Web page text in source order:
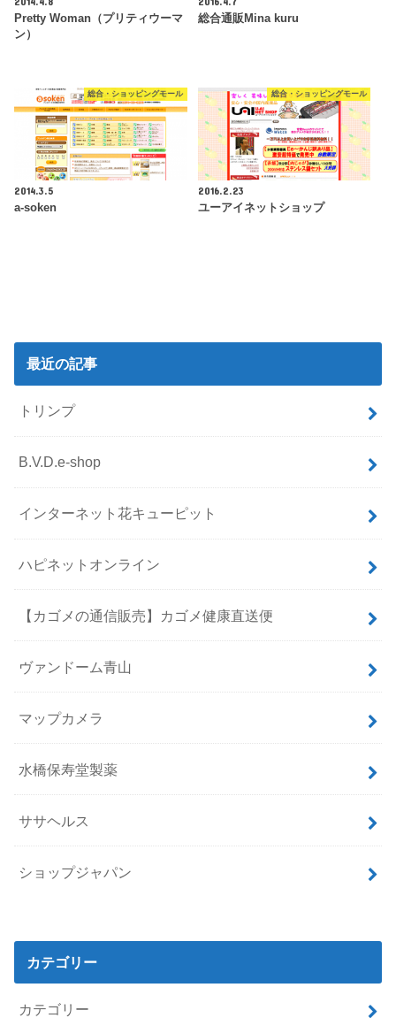
Pretty Woman（プリティウーマ
ン）
総合通販Mina kuru
総合・ショッピングモール
2014.3.5
a-soken
総合・ショッピングモール
2016.2.23
ユーアイネットショップ
最近の記事
トリンプ
B.V.D.e-shop
インターネット花キューピット
ハピネットオンライン
【カゴメの通信販売】カゴメ健康直送便
ヴァンドーム青山
マップカメラ
水橋保寿堂製薬
ササヘルス
ショップジャパン
カテゴリー
カテゴリー